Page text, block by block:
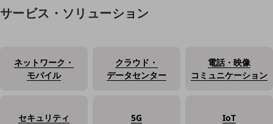
モバイルサービス
端末の一元管理
運用保守・故障紛失サポート
サービス・ソリューション
ネットワーク・
モバイル
クラウド・
データセンター
電話・映像
コミュニケーション
セキュリティ 5G IoT